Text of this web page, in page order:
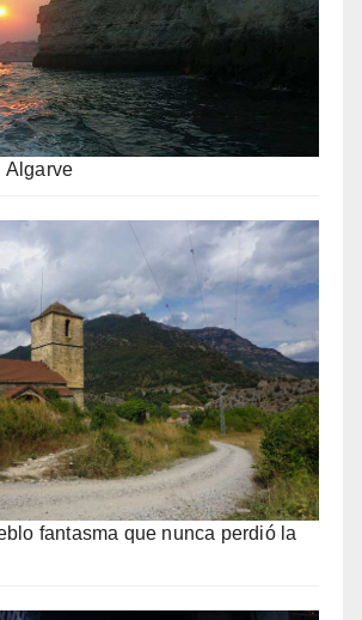
Algarve
fantasma que nunca perdió la